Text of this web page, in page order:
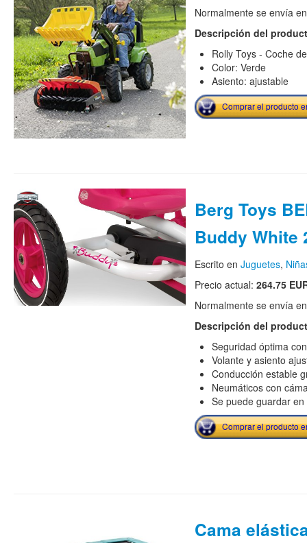
Normalmente se envía
Descripción del
Rolly Toys - Coche
Color: Verde
Asiento: ajustable
Comprar el producto
Berg Toys
Buddy White
Escrito en Juguetes,
Precio actual: 264.75
Normalmente se envía
Descripción del
Seguridad óptima
Volante y asiento
Conducción estable
Neumáticos con
Se puede guardar
Comprar el producto
Cama